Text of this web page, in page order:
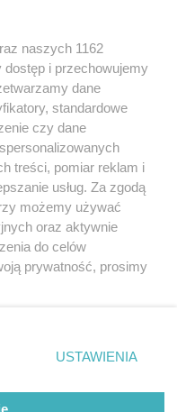
policji na
3
a potem
policji na
korzystania z portali
sięz nami
naszych 1162
i przechowujemy
dane
standardowe
czy dane
treści, pomiar reklam i
usług. Za zgodą
możemy używać
oraz aktywnie
do celów
prywatność, prosimy
dolnym rogu strony
danych nie wymagają
sprzeciwić się
będą miały
USTAWIENIA